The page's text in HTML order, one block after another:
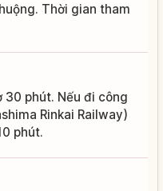
Thời gian tham
30 phút. Nếu đi công
Rinkai Railway)
phút.